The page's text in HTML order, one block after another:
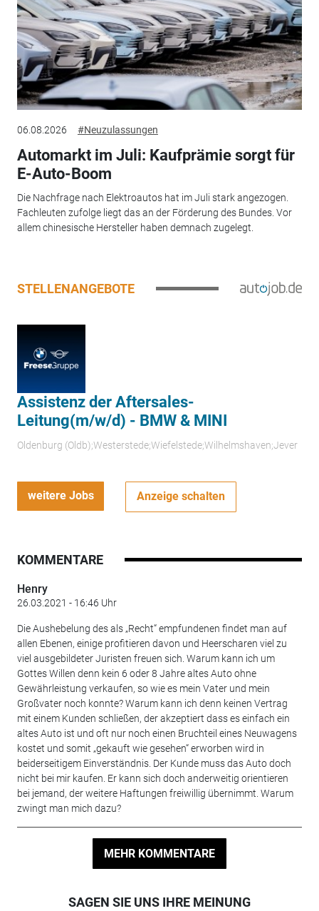
06.08.2026 #Neuzulassungen
Automarkt im Juli: Kaufprämie sorgt für
E-Auto-Boom
Die Nachfrage nach Elektroautos hat im Juli stark angezogen.
Fachleuten zufolge liegt das an der Förderung des Bundes. Vor
allem chinesische Hersteller haben demnach zugelegt.
STELLENANGEBOTE
Assistenz der Aftersales-
Leitung(m/w/d) - BMW & MINI
Oldenburg (Oldb);Westerstede;Wiefelstede;Wilhelmshaven;Jever
weitere Jobs Anzeige schalten
KOMMENTARE
Henry
26.03.2021 - 16:46 Uhr
Die Aushebelung des als „Recht“ empfundenen findet man auf
allen Ebenen, einige profitieren davon und Heerscharen viel zu
viel ausgebildeter Juristen freuen sich. Warum kann ich um
Gottes Willen denn kein 6 oder 8 Jahre altes Auto ohne
Gewährleistung verkaufen, so wie es mein Vater und mein
Großvater noch konnte? Warum kann ich denn keinen Vertrag
mit einem Kunden schließen, der akzeptiert dass es einfach ein
altes Auto ist und oft nur noch einen Bruchteil eines Neuwagens
kostet und somit „gekauft wie gesehen“ erworben wird in
beiderseitigem Einverständnis. Der Kunde muss das Auto doch
nicht bei mir kaufen. Er kann sich doch anderweitig orientieren
bei jemand, der weitere Haftungen freiwillig übernimmt. Warum
zwingt man mich dazu?
MEHR KOMMENTARE
SAGEN SIE UNS IHRE MEINUNG